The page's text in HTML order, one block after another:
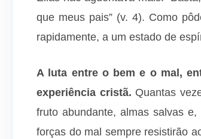
que meus pais” (v. 4). Como
rapidamente, a um estado de
A luta entre o bem e o mal,
experiência cristã. Quantas
fruto abundante, almas salvas
forças do mal sempre resistirão